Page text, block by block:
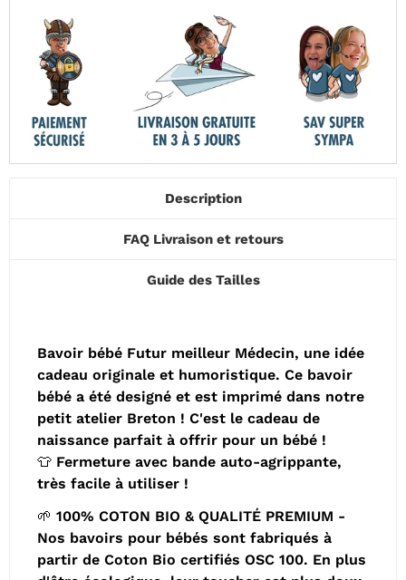
Description
FAQ Livraison et retours
Guide des Tailles
Bavoir bébé Futur meilleur Médecin, une idée
cadeau originale et humoristique. Ce bavoir
bébé a été designé et est imprimé dans notre
petit atelier Breton ! C'est le cadeau de
naissance parfait à offrir pour un bébé !
👕 Fermeture avec bande auto-agrippante,
très facile à utiliser !
🌱 100% COTON BIO & QUALITÉ PREMIUM -
Nos bavoirs pour bébés sont fabriqués à
partir de Coton Bio certifiés OSC 100. En plus